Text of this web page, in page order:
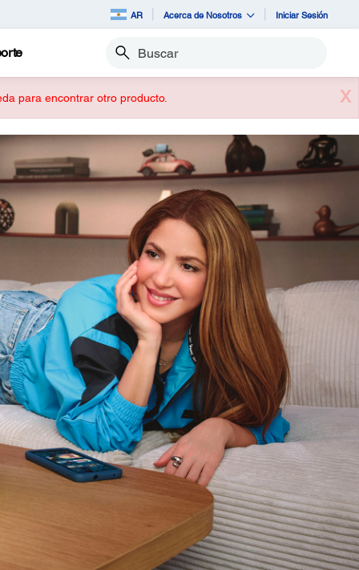
AR Acerca de Nosotros Iniciar Sesión
Buscar
X
para encontrar otro producto.